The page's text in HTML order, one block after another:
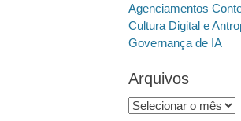
Agenciamentos
Cultura Digital e
Governança de IA
Arquivos
Arquivos